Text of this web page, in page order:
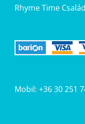
Rhyme Time
Mobil: +36 30 251